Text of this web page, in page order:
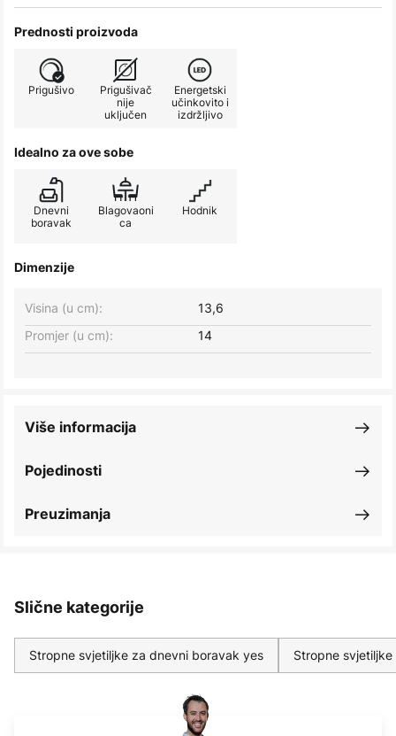
Prednosti proizvoda
Prigušivo
Prigušivač
nije
uključen
Energetski
učinkovito i
izdržljivo
Idealno za ove sobe
Dnevni
boravak
Blagovaoni
ca
Hodnik
Dimenzije
Visina (u cm):
13,6
Promjer (u cm):
14
Pojedinosti
Više informacija
Preuzimanja
Slične kategorije
Stropne svjetiljke za dnevni boravak yes Stropne